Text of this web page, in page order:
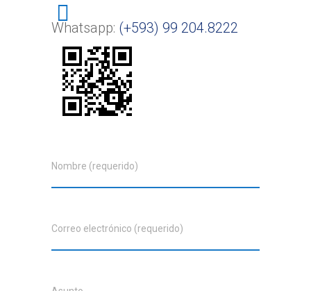
Whatsapp: (+593) 99 204.8222
Nombre (requerido)
Correo electrónico (requerido)